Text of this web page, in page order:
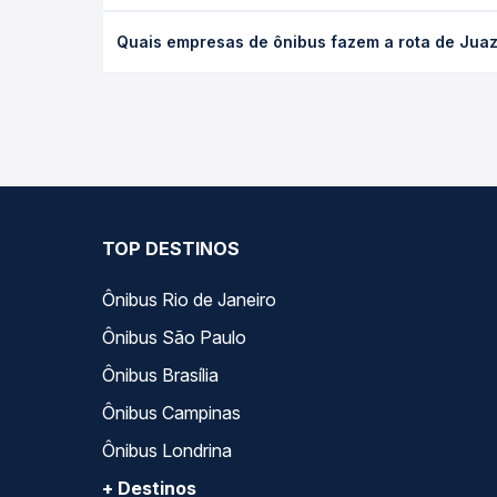
e a antecedência da compra. Na Quero
Quais empresas de ônibus fazem a rota de
TOP DESTINOS
Ônibus Rio de Janeiro
Ônibus São Paulo
Ônibus Brasília
Ônibus Campinas
Ônibus Londrina
+ Destinos